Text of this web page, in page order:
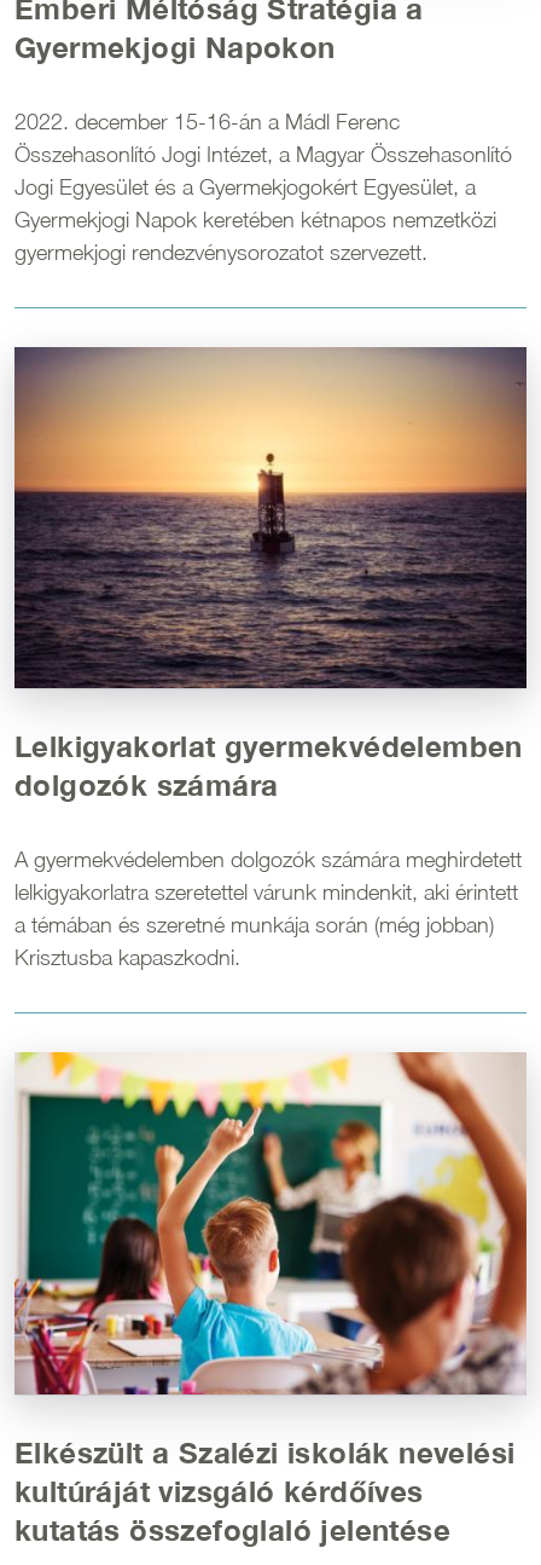
Emberi Méltóság Stratégia a
Gyermekjogi Napokon
2022. december 15-16-án a Mádl Ferenc
Összehasonlító Jogi Intézet, a Magyar Összehasonlító
Jogi Egyesület és a Gyermekjogokért Egyesület, a
Gyermekjogi Napok keretében kétnapos nemzetközi
gyermekjogi rendezvénysorozatot szervezett.
Kép
Lelkigyakorlat gyermekvédelemben
dolgozók számára
A gyermekvédelemben dolgozók számára meghirdetett
lelkigyakorlatra szeretettel várunk mindenkit, aki érintett
a témában és szeretné munkája során (még jobban)
Krisztusba kapaszkodni.
Kép
Elkészült a Szalézi iskolák nevelési
kultúráját vizsgáló kérdőíves
kutatás összefoglaló jelentése